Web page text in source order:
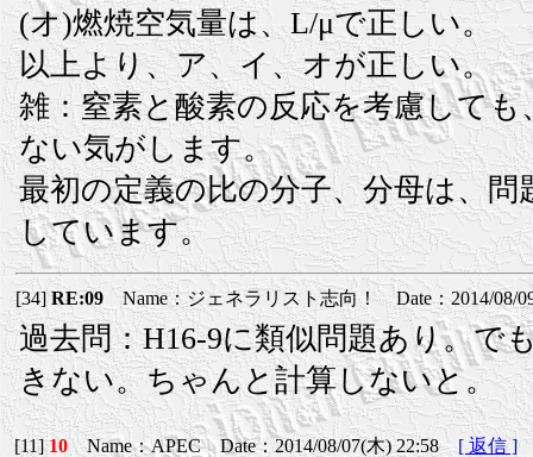
(オ)燃焼空気量は、L/μで正しい。
以上より、ア、イ、オが正しい。
雑：窒素と酸素の反応を考慮しても
ない気がします。
最初の定義の比の分子、分母は、問
しています。
[34]RE:09Name：ジェネラリスト志向！ Date：2014/08/
過去問：H16-9に類似問題あり。で
きない。ちゃんと計算しないと。
[11]10Name：APEC Date：2014/08/07(木) 22:58[ 返信 ]